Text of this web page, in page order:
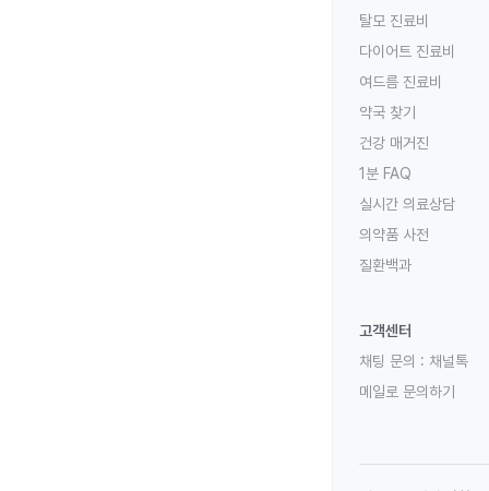
탈모 진료비
다이어트 진료비
여드름 진료비
약국 찾기
건강 매거진
1분 FAQ
실시간 의료상담
의약품 사전
질환백과
고객센터
채팅 문의 : 채널톡
메일로 문의하기